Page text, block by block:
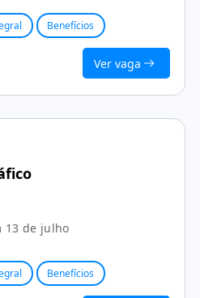
Benefícios
Ver vaga
13 de julho
Benefícios